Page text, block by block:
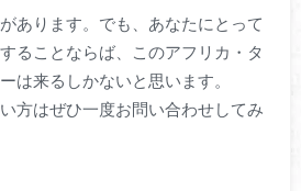
あります。でも、あなたにとって
ることならば、このアフリカ・タ
は来るしかないと思います。
方はぜひ一度お問い合わせしてみ